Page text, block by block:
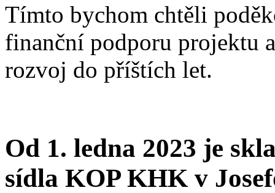
Tímto bychom chtěli
finanční podporu projektu
rozvoj do příštích let.
Od 1. ledna 2023 je
sídla KOP KHK v